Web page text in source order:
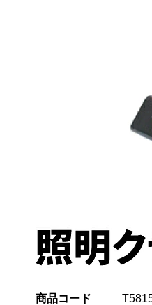
商品コード